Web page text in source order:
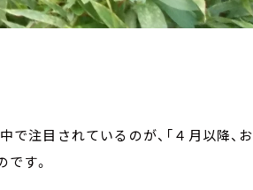
注目されているのが、「４月以降、お
す。